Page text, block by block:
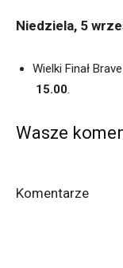
Niedziela, 5
Wielki Finał
15.00
Wasze
Komentarze